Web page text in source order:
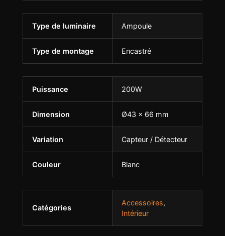
Type de luminaire Ampoule
Type de montage Encastré
Puissance 200W
Dimension Ø43 × 66 mm
Variation Capteur / Détecteur
Couleur Blanc
Catégories
Accessoires,
Intérieur